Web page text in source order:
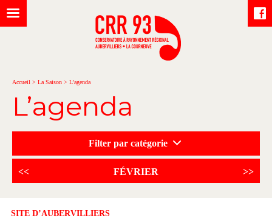
Accueil > La Saison > L’agenda
L’agenda
Filter par catégorie
<< FÉVRIER >>
SITE D’AUBERVILLIERS